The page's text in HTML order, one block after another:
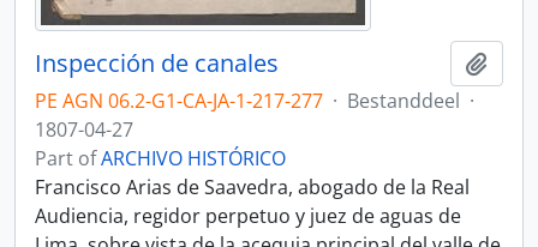
Inspección de canales
PE AGN 06.2-G1-CA-JA-1-217-277 · Bestanddeel ·
1807-04-27
Part ofARCHIVO HISTÓRICO
Francisco Arias de Saavedra, abogado de la Real
Audiencia, regidor perpetuo y juez de aguas de